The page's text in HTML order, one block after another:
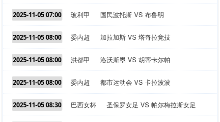
2025-11-05 07:00 玻利甲 国民波托斯 VS 布鲁明
2025-11-05 08:00 委内超 加拉加斯 VS 塔奇拉竞技
2025-11-05 08:00 洪都甲 洛沃斯墨 VS 胡蒂卡尔帕
2025-11-05 08:00 委内超 都市运动会 VS 卡拉波波
2025-11-05 08:30 巴西女杯 圣保罗女足 VS 帕尔梅拉斯女足